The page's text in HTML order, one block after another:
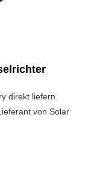
direkt liefern.
von Solar